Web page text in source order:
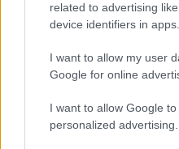
related to advertising
device identifiers in apps.
I want to allow my user
Google for online
I want to allow Google
personalized advertising.
Salmo finisce in
mondo per una